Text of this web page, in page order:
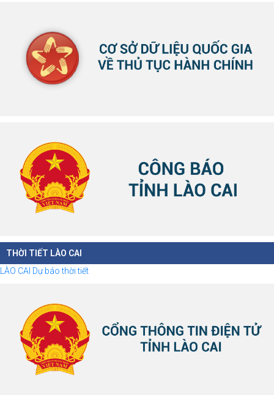
THỜI TIẾT LÀO CAI
LÀO CAI Dự báo thời tiết